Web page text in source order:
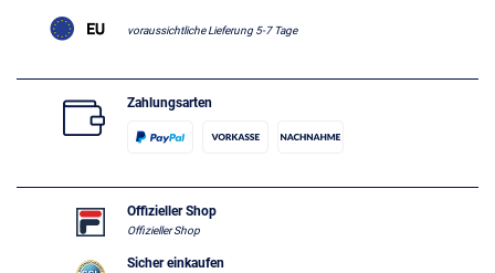
voraussichtliche Lieferung 5-7 Tage
Zahlungsarten
Offizieller Shop
Offizieller Shop
Sicher einkaufen